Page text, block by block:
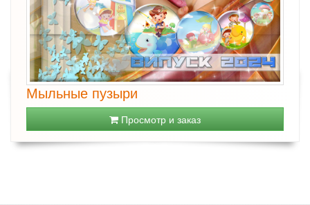
Мыльные пузыри
Просмотр и заказ